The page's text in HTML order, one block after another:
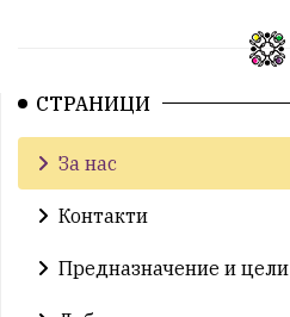
СТРАНИЦИ
За нас
Контакти
Предназначение и цели